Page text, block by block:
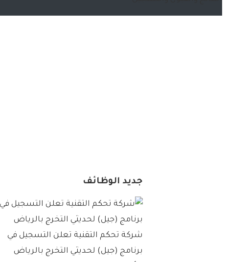
جديد الوظائف
شركة تحكم التقنية تعلن التسجيل في
برنامج (جيل) لحديثي التخرج بالرياض